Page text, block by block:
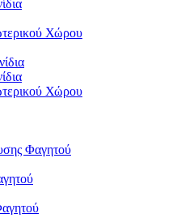
Χώρου
Χώρου
Φαγητού